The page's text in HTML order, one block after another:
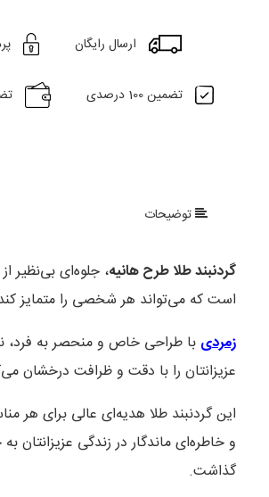
ارسال رایگان
تضمین 100 درصدی
توضیحات
گردنبند طلا طرح هانیه، جلوه‌ای بی‌نظیر
است که می‌تواند هر شخصی را متمایز
زمردی با طراحی خاص و منحصر به فرد،
عزیزانتان را با دقت و ظرافت درخشان
این گردنبند طلا هدیه‌ای عالی برای هر
و خاطره‌ای ماندگار در زندگی عزیزانتان
گذاشت.